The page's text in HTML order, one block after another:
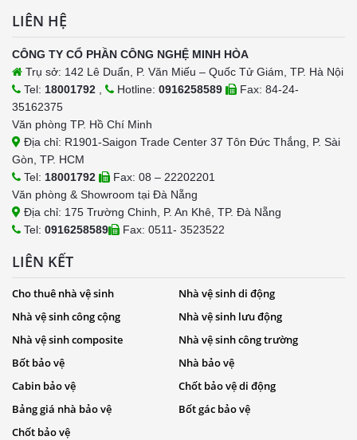
LIÊN HỆ
CÔNG TY CỔ PHẦN CÔNG NGHỆ MINH HÒA
Trụ sở: 142 Lê Duẩn, P. Văn Miếu – Quốc Tử Giám, TP. Hà Nội
Tel: 18001792 Hotline: 0916258589
Fax: 84-24-
35162375
Văn phòng TP. Hồ Chí Minh
Địa chỉ: R1901-Saigon Trade Center 37 Tôn Đức Thắng, P. Sài
Gòn, TP. HCM
Tel: 18001792
Fax: 08 – 22202201
Văn phòng & Showroom tại Đà Nẵng
Địa chỉ: 175 Trường Chinh, P. An Khê, TP. Đà Nẵng
Tel: 0916258589 Fax: 0511- 3523522
LIÊN KẾT
Cho thuê nhà vệ sinh
Nhà vệ sinh di động
Nhà vệ sinh công cộng
Nhà vệ sinh lưu động
Nhà vệ sinh composite
Nhà vệ sinh công trường
Bốt bảo vệ
Nhà bảo vệ
Cabin bảo vệ
Chốt bảo vệ di động
Bảng giá nhà bảo vệ
Bốt gác bảo vệ
Chốt bảo vệ